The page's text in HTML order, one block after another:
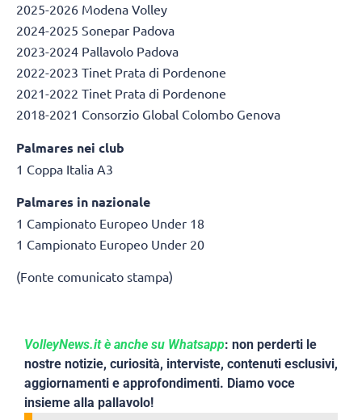
2025-2026 Modena Volley
2024-2025 Sonepar Padova
2023-2024 Pallavolo Padova
2022-2023 Tinet Prata di Pordenone
2021-2022 Tinet Prata di Pordenone
2018-2021 Consorzio Global Colombo Genova
Palmares nei club
1 Coppa Italia A3
Palmares in nazionale
1 Campionato Europeo Under 18
1 Campionato Europeo Under 20
(Fonte comunicato stampa)
VolleyNews.it è anche su Whatsapp: non perderti le
nostre notizie, curiosità, interviste, contenuti esclusivi,
aggiornamenti e approfondimenti. Diamo voce
insieme alla pallavolo!